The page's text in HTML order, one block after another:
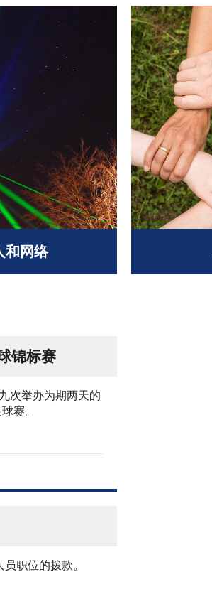
和网络
锦标赛
次举办为期两天的
赛。
职位的拨款。